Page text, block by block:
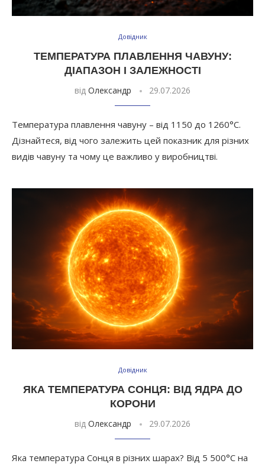
Довідник
ТЕМПЕРАТУРА ПЛАВЛЕННЯ ЧАВУНУ:
ДІАПАЗОН І ЗАЛЕЖНОСТІ
від Олександр 29.07.2026
Температура плавлення чавуну – від 1150 до 1260°C.
Дізнайтеся, від чого залежить цей показник для різних
видів чавуну та чому це важливо у виробництві.
Довідник
ЯКА ТЕМПЕРАТУРА СОНЦЯ: ВІД ЯДРА ДО
КОРОНИ
від Олександр 29.07.2026
Яка температура Сонця в різних шарах? Від 5 500°C на